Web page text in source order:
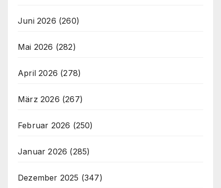
Juni 2026 (260)
Mai 2026 (282)
April 2026 (278)
März 2026 (267)
Februar 2026 (250)
Januar 2026 (285)
Dezember 2025 (347)